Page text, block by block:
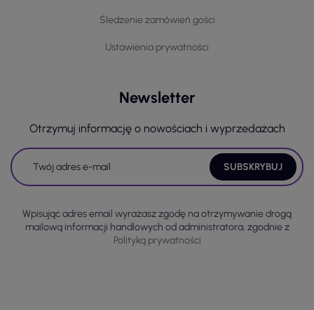
Śledzenie zamówień gości
Ustawienia prywatności
Newsletter
Otrzymuj informację o nowościach i wyprzedażach
Wpisując adres email wyrażasz zgodę na otrzymywanie drogą
mailową informacji handlowych od administratora, zgodnie z
Polityką prywatności